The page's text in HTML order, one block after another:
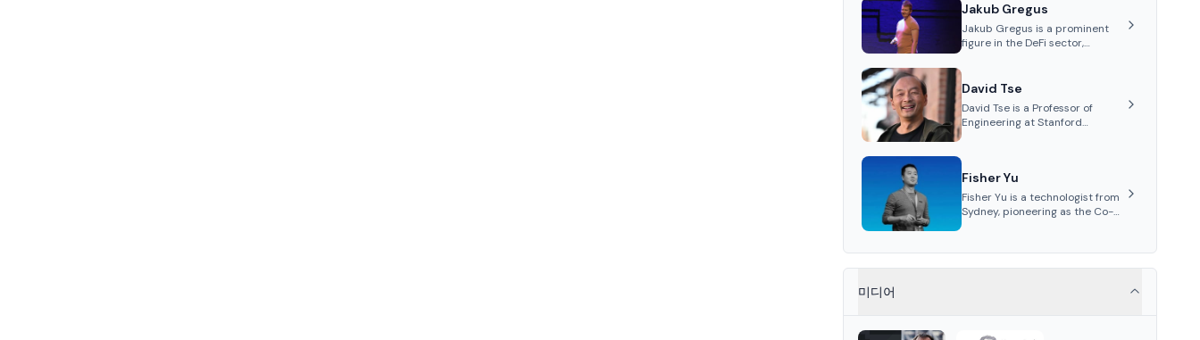
Jakub Gregus
Jakub Gregus is a prominent
figure in the DeFi sector,
leading liquidity protocol on
David Tse
David Tse is a Professor of
Engineering at Stanford
inventing the proportional-fair
scheduling algorithm, a key
technology in 3G/4G/5G
cellular networks.
Fisher Yu
Fisher Yu is a technologist from
Sydney, pioneering as the Co-
Bitcoin staking protocol. He
holds a PhD in
미디어